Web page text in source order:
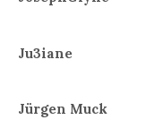
Ju3iane
Jürgen Muck